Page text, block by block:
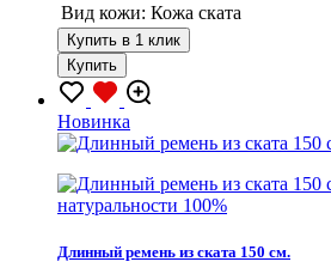
Вид кожи: Кожа ската
Купить в 1 клик
Купить
Новинка
натуральности 100%
Длинный ремень из ската 150 см.